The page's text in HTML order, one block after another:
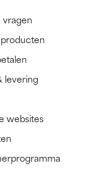
vragen
levering
websites